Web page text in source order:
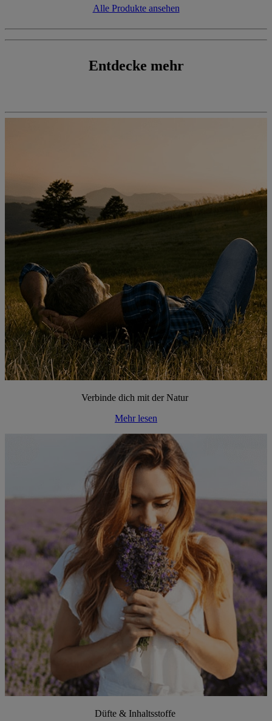
Alle Produkte ansehen
Entdecke mehr
Verbinde dich mit der Natur
Mehr lesen
Düfte & Inhaltsstoffe